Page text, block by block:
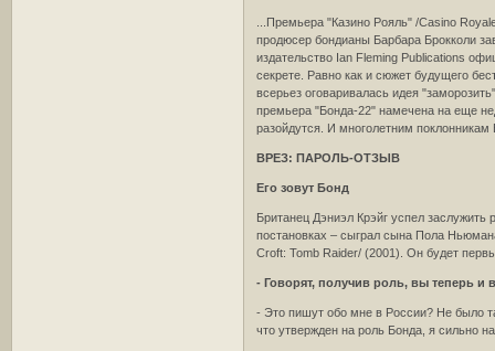
...Премьера "Казино Рояль" /Casino
продюсер бондианы Барбара Брокколи
издательство Ian Fleming Publications
секрете. Равно как и сюжет будущего
всерьез оговаривалась идея
премьера "Бонда-22" намечена на еще
разойдутся. И многолетним
ВРЕЗ: ПАРОЛЬ-ОТЗЫВ
Его зовут Бонд
Британец Дэниэл Крэйг успел
постановках – сыграл сына Пола
Croft: Tomb Raider/ (2001). Он будет
- Говорят, получив роль, вы теперь и
- Это пишут обо мне в России? Не было
что утвержден на роль Бонда, я сильно